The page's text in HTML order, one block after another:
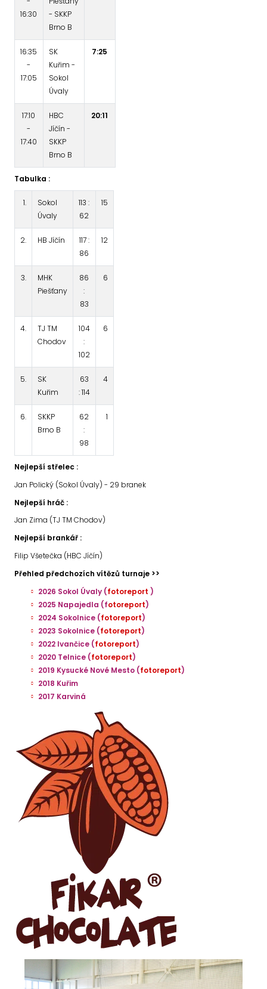
16:30
- SKKP
Brno B
16:35
-
17:05
SK
Kuřim -
Sokol
Úvaly
7:25
17:10
-
17:40
HBC
Jíčín -
SKKP
Brno B
20:11
Tabulka :
1.
Sokol
Úvaly
113 :
62
15
2. HB Jíčín
117 :
86
12
3.
MHK
Piešťany
86
:
83
6
4.
TJ TM
Chodov
104
:
102
6
5.
SK
Kuřim
63
: 114
4
6.
SKKP
Brno B
62
:
98
1
Nejlepší střelec :
Jan Polický (Sokol Úvaly) - 29 branek
Nejlepší hráč :
Jan Zima (TJ TM Chodov)
Nejlepší brankář :
Filip Všetečka (HBC Jíčín)
Přehled předchozích vítězů turnaje >>
2026 Sokol Úvaly (fotoreport )
2025 Napajedla (fotoreport)
2024 Sokolnice (fotoreport)
2023 Sokolnice (fotoreport)
2022 Ivančice (fotoreport)
2020 Telnice (fotoreport)
2019 Kysucké Nové Mesto (fotoreport)
2018 Kuřim
2017 Karviná